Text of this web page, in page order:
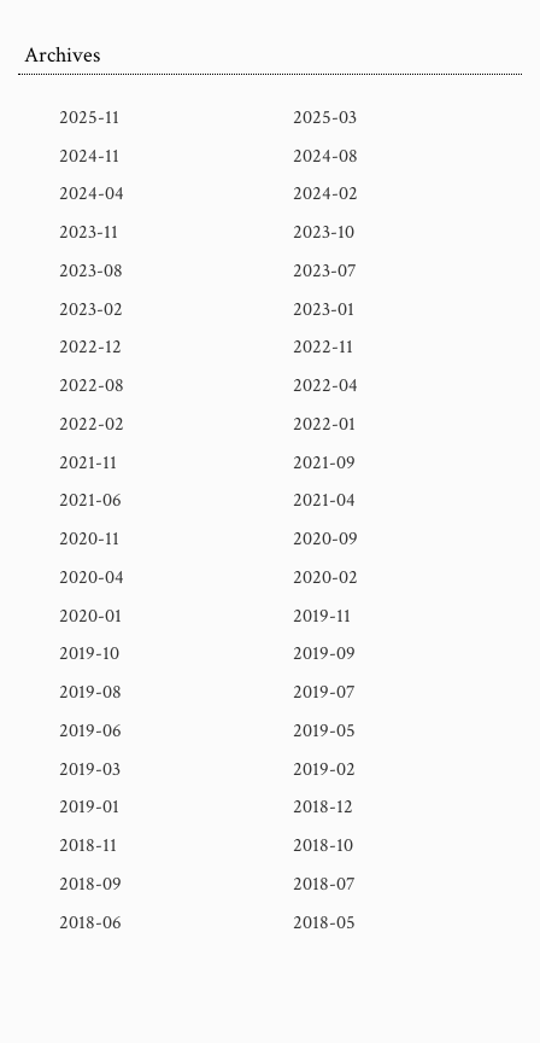
Archives
2025-11
2025-03
2024-11
2024-08
2024-04
2024-02
2023-11
2023-10
2023-08
2023-07
2023-02
2023-01
2022-12
2022-11
2022-08
2022-04
2022-02
2022-01
2021-11
2021-09
2021-06
2021-04
2020-11
2020-09
2020-04
2020-02
2020-01
2019-11
2019-10
2019-09
2019-08
2019-07
2019-06
2019-05
2019-03
2019-02
2019-01
2018-12
2018-11
2018-10
2018-09
2018-07
2018-06
2018-05